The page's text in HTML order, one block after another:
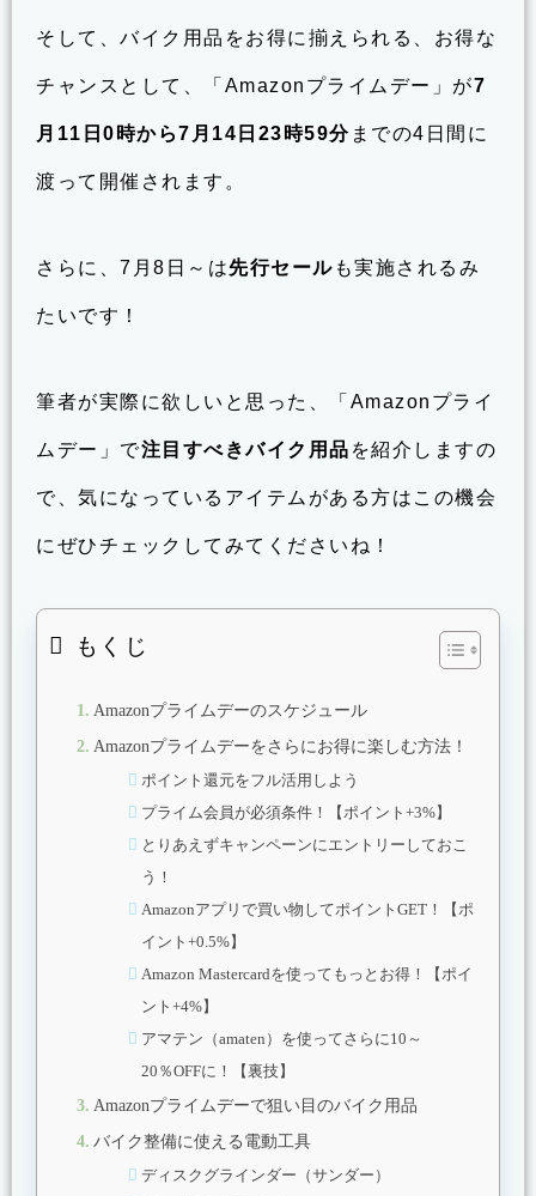
そして、バイク用品をお得に揃えられる、お得な
チャンスとして、「Amazonプライムデー」が7
月11日0時から7月14日23時59分 までの4日間に
渡って開催されます。
さらに、7月8日～は先行セール も実施されるみ
たいです！
筆者が実際に欲しいと思った、「Amazonプライ
ムデー」で注目すべきバイク用品 を紹介しますの
で、気になっているアイテムがある方はこの機会
にぜひチェックしてみてくださいね！
もくじ
Amazonプライムデーのスケジュール
Amazonプライムデーをさらにお得に楽しむ方法！
ポイント還元をフル活用しよう
プライム会員が必須条件！【ポイント+3%】
とりあえずキャンペーンにエントリーしておこ
う！
Amazonアプリで買い物してポイントGET！【ポ
イント+0.5%】
Amazon Mastercardを使ってもっとお得！【ポイ
ント+4%】
アマテン（amaten）を使ってさらに10～
20％OFFに！【裏技】
Amazonプライムデーで狙い目のバイク用品
バイク整備に使える電動工具
ディスクグラインダー（サンダー）